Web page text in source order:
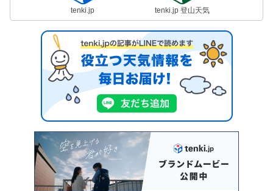
tenki.jp tenki.jp 登山天気